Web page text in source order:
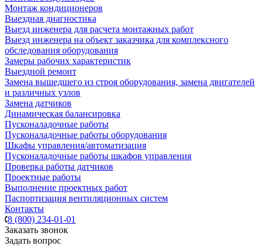
Монтаж кондиционеров
Выездная диагностика
Выезд инженера для расчета монтажных работ
Выезд инженера на объект заказчика для комплексного
обследования оборудования
Замеры рабочих характеристик
Выездной ремонт
Замена вышедшего из строя оборудования, замена двигателей
и различных узлов
Замена датчиков
Динамическая балансировка
Пусконаладочные работы
Пусконаладочные работы оборудования
Шкафы управления/автоматизация
Пусконаладочные работы шкафов управления
Проверка работы датчиков
Проектные работы
Выполнение проектных работ
Паспортизация вентиляционных систем
Контакты
8 (800) 234-01-01
Заказать звонок
Задать вопрос